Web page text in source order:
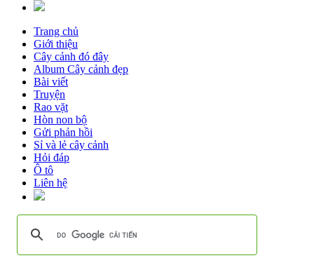
Trang chủ
Giới thiệu
Cây cảnh đó đây
Album Cây cảnh đẹp
Bài viết
Truyện
Rao vặt
Hòn non bộ
Gửi phản hồi
Sỉ và lẻ cây cảnh
Hỏi đáp
Ô tô
Liên hệ